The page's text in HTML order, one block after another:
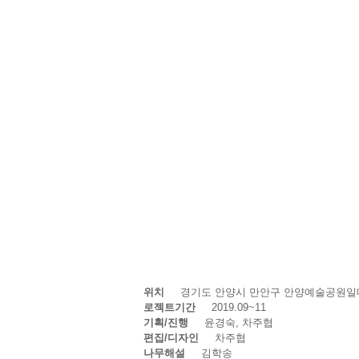
위치 경기도 안양시 만안구 안양예술공원
로젝트기간 2019.09~11
기획/진행
​ 윤경숙, 차주협
편집/디자인
차주협
나무해설 김학송